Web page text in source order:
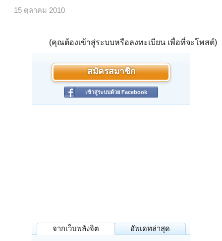
15 ตุลาคม 2010
(คุณต้องเข้าสู่ระบบหรือลงทะเบียน เพื่อที่จะโพสต์)
สมัครสมาชิก
เข้าสู่ระบบด้วย Facebook
จากเว็บพลังจิต อัพเดทล่าสุด